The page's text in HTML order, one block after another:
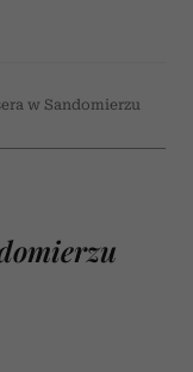
w Sandomierzu